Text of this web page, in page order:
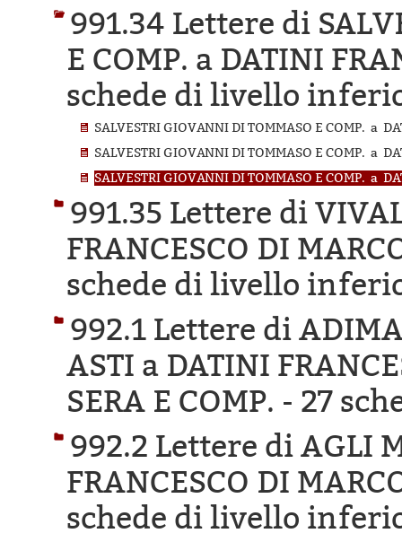
991.34 Lettere di
E COMP. a DATINI
schede di livello
SALVESTRI GIOVANNI DI TOMMASO E COMP. a
SALVESTRI GIOVANNI DI TOMMASO E COMP. a
SALVESTRI GIOVANNI DI TOMMASO E COMP. a
991.35 Lettere di
FRANCESCO DI
schede di livello
992.1 Lettere di
ASTI a DATINI
SERA E COMP. - 27
992.2 Lettere di AGLI
FRANCESCO DI
schede di livello